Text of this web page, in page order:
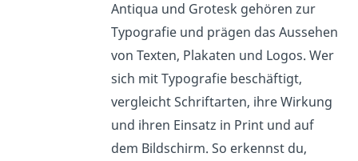
Antiqua und Grotesk gehören zur
Typografie und prägen das Aussehen
von Texten, Plakaten und Logos. Wer
sich mit Typografie beschäftigt,
vergleicht Schriftarten, ihre Wirkung
und ihren Einsatz in Print und auf
dem Bildschirm. So erkennst du,